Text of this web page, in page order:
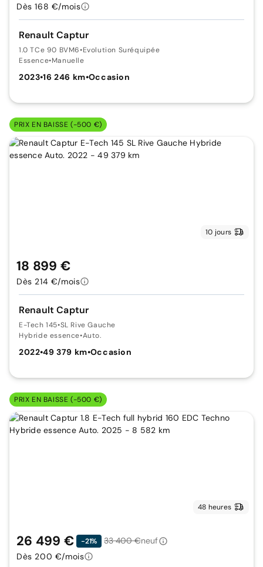
Renault Captur
1.0 TCe 90 BVM6•Evolution Suréquipée
Essence•Manuelle
2023•16 246 km•Occasion
Dès 168 €/mois
PRIX EN BAISSE (-500 €)
10 jours
Renault Captur
E-Tech 145•SL Rive Gauche
Hybride essence•Auto.
2022•49 379 km•Occasion
18 899 €
Dès 214 €/mois
PRIX EN BAISSE (-500 €)
48 heures
26 499 € -21% 33 400 €neuf
Dès 200 €/mois